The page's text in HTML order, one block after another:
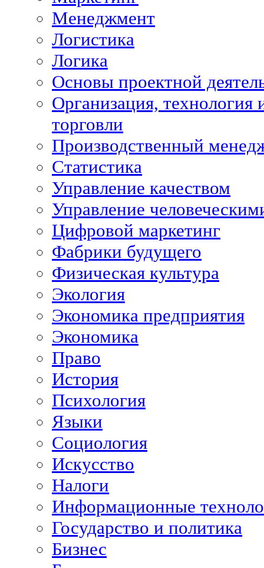
Менеджмент
Логистика
Логика
Основы проектной
Организация, технология
торговли
Производственный
Статистика
Управление качеством
Управление
Цифровой маркетинг
Фабрики будущего
Физическая культура
Экология
Экономика предприятия
Экономика
Право
История
Психология
Языки
Социология
Искусство
Налоги
Информационные
Государство и политика
Бизнес